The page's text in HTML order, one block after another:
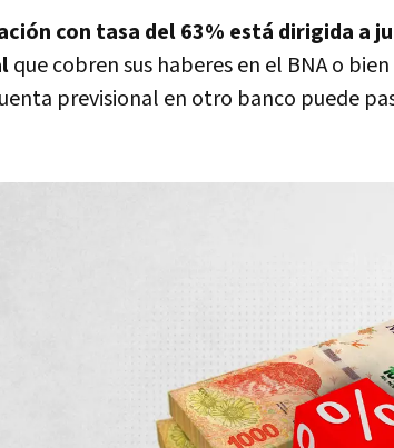
con tasa del 63% está dirigida a
que cobren sus haberes en el BNA o
previsional en otro banco puede